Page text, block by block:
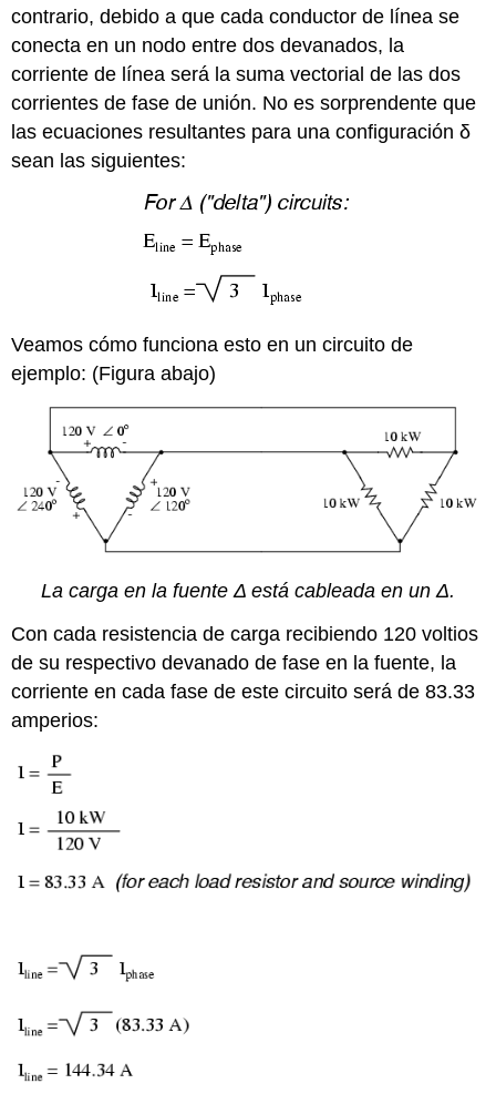
contrario, debido a que cada conductor de línea se
conecta en un nodo entre dos devanados, la
corriente de línea será la suma vectorial de las dos
corrientes de fase de unión. No es sorprendente que
las ecuaciones resultantes para una configuración δ
sean las siguientes:
Veamos cómo funciona esto en un circuito de
ejemplo: (Figura abajo)
La carga en la fuente Δ está cableada en un Δ.
Con cada resistencia de carga recibiendo 120 voltios
de su respectivo devanado de fase en la fuente, la
corriente en cada fase de este circuito será de 83.33
amperios: